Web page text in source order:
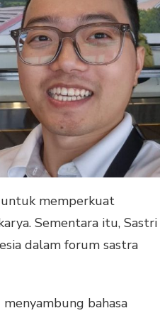
memperkuat
Sementara itu, Sastri
dalam forum sastra
bahasa